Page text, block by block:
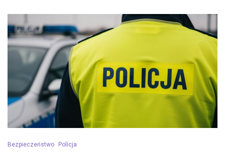
Bezpieczeństwo Policja